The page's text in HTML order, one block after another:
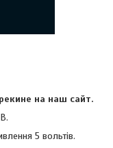
на наш сайт.
5 вольтів.